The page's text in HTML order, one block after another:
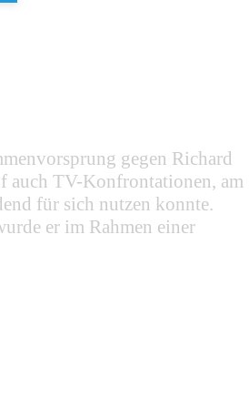
gegen Richard
auch TV-Konfrontationen, am
für sich nutzen konnte.
er im Rahmen einer